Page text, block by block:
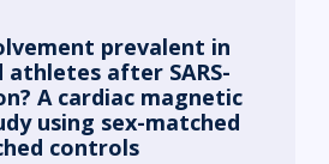
prevalent in
after SARS-
A cardiac magnetic
using sex-matched
controls